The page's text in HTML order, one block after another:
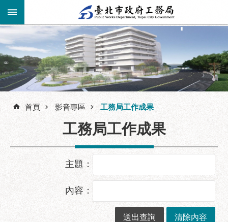
跳到主要內容區塊
進
階
搜
公
告
資
訊
服
關
介
首頁 影音專區 工務局工作成果
工務局工作成果
主題：
內容：